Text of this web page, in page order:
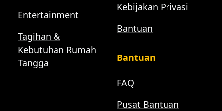
Entertainment
Tagihan &
Kebutuhan Rumah
Tangga
Kebijakan Privasi
Bantuan
Bantuan
FAQ
Pusat Bantuan